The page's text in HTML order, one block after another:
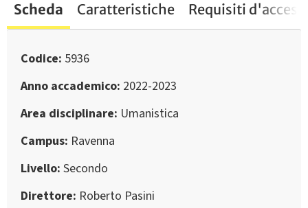
Scheda Caratteristiche Requisiti
Codice 5936
Anno accademico 2022-2023
Area disciplinare Umanistica
Campus Ravenna
Livello Secondo
Direttore Roberto Pasini